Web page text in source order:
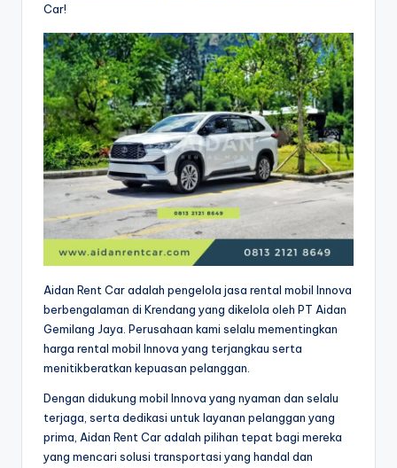
Car!
Aidan Rent Car adalah pengelola jasa rental mobil Innova
berbengalaman di Krendang yang dikelola oleh PT Aidan
Gemilang Jaya. Perusahaan kami selalu mementingkan
harga rental mobil Innova yang terjangkau serta
menitikberatkan kepuasan pelanggan.
Dengan didukung mobil Innova yang nyaman dan selalu
terjaga, serta dedikasi untuk layanan pelanggan yang
prima, Aidan Rent Car adalah pilihan tepat bagi mereka
yang mencari solusi transportasi yang handal dan